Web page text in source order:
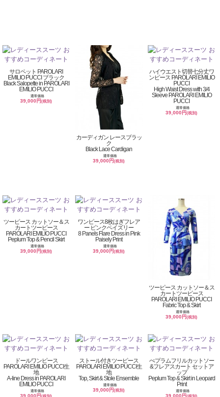
サロペット PAROLARI
EMILIO PUCCI ブラック
Black Salopette in PAROLARI
EMILIO PUCCI
通常価格
39,000円(税別)
カーディガン レースブラッ
ク
Black Lace Cardigan
通常価格
39,000円(税別)
ハイウエスト切替七分丈ワ
ンピース PAROLARI EMILIO
PUCCI
High Waist Dress with 3/4
Sleeve PAROLARI EMILIO
PUCCI
通常価格
39,000円(税別)
ツーピース カットソー＆ス
カートツーピース
PAROLARI EMILIO PUCCI
Peplum Top & Pencil Skirt
通常価格
39,000円(税別)
ワンピース8枚はぎフレア
ー ピンクペイズリー
8 Panels Flare Dress in Pink
Paisely Print
通常価格
39,000円(税別)
ツーピース カットソー＆ス
カートツーピース
PAROLARI EMILIO PUCCI
Fabric Top & Skirt
通常価格
39,000円(税別)
ドールワンピース
PAROLARI EMILIO PUCCI生
地
A-line Dress in PAROLARI
EMILIO PUCCI
通常価格
39,000円
ストール付きツーピース
PAROLARI EMILIO PUCCI生
地
Top, Skirt & Stole Ensemble
通常価格
39,000円(税別)
ぺプラムフリルカットソー
&フレアスカート セットア
ップ
Peplum Top & Skirt in Leopard
Print
通常価格
39,000円